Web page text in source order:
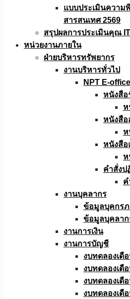
แบบประเมินความ
สารสนเทศ 2569
สรุปผลการประเมินคุณ
หน่วยงานภายใน
ฝ่ายบริหารทรัพยากร
งานบริหารทั่วไป
NPT E-
หนังสือ
ห
หนังสือ
ห
หนังสือ
ห
คำสั่งป
ค
งานบุคลากร
ข้อมูลบุคกรภ
ข้อมูลบุคลาก
งานการเงิน
งานการบัญชี
งบทดลองเดื
งบทดลองเดื
งบทดลองเดื
งบทดลองเดื